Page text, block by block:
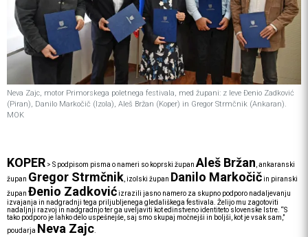
Neva Zajc, motor Primorskega poletnega festivala, med župani: z leve Đenio Zadković
(Piran), Danilo Markočič (Izola), Aleš Bržan (Koper) in Gregor Strmčnik (Ankaran).
MOK
KOPER > S podpisom pisma o nameri so koprski župan Aleš Bržan , ankaranski
župan Gregor Strmčnik , izolski župan Danilo Markočičin piranski
župan Đenio Zadkovićizrazili jasno namero za skupno podporo nadaljevanju
izvajanja in nadgradnji tega priljubljenega gledališkega festivala. Želijo mu zagotoviti
nadaljnji razvoj in nadgradnjo ter ga uveljaviti kot edinstveno identiteto slovenske Istre. “S
tako podporo je lahko delo uspešnejše, saj smo skupaj močnejši in boljši, kot je vsak sam,”
poudarja Neva Zajc